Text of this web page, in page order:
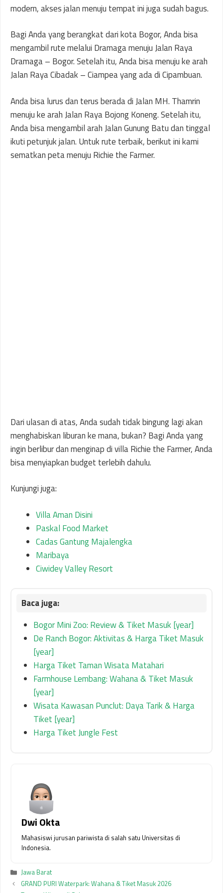
modern, akses jalan menuju tempat ini juga sudah bagus.
Bagi Anda yang berangkat dari kota Bogor, Anda bisa
mengambil rute melalui Dramaga menuju Jalan Raya
Dramaga – Bogor. Setelah itu, Anda bisa menuju ke arah
Jalan Raya Cibadak – Ciampea yang ada di Cipambuan.
Anda bisa lurus dan terus berada di Jalan MH. Thamrin
menuju ke arah Jalan Raya Bojong Koneng. Setelah itu,
Anda bisa mengambil arah Jalan Gunung Batu dan tinggal
ikuti petunjuk jalan. Untuk rute terbaik, berikut ini kami
sematkan peta menuju Richie the Farmer.
Dari ulasan di atas, Anda sudah tidak bingung lagi akan
menghabiskan liburan ke mana, bukan? Bagi Anda yang
ingin berlibur dan menginap di villa Richie the Farmer, Anda
bisa menyiapkan budget terlebih dahulu.
Kunjungi juga:
Villa Aman Disini
Paskal Food Market
Cadas Gantung Majalengka
Maribaya
Ciwidey Valley Resort
Bogor Mini Zoo: Review & Tiket Masuk [year]
De Ranch Bogor: Aktivitas & Harga Tiket Masuk
[year]
Harga Tiket Taman Wisata Matahari
Farmhouse Lembang: Wahana & Tiket Masuk
[year]
Wisata Kawasan Punclut: Daya Tarik & Harga
Tiket [year]
Harga Tiket Jungle Fest
Dwi Okta
Mahasiswi jurusan pariwista di salah satu Universitas di
Indonesia.
Kategori
Jawa Barat
GRAND PURI Waterpark: Wahana & Tiket Masuk 2026